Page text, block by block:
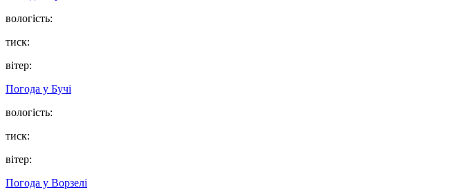
вологість:
тиск:
вітер:
Погода у Бучі
вологість:
тиск:
вітер:
Погода у Ворзелі